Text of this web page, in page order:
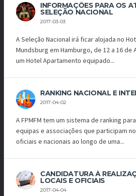
INFORMAÇÕES PARA OS
SELEÇÃO NACIONAL
2017-03-03
A Seleção Nacional irá ficar alojada no
Mundsburg em Hamburgo, de 12 a 16 de
um Hotel Apartamento equipado...
RANKING NACIONAL E
2017-04-02
A FPMFM tem um sistema de ranking
equipas e associações que participam
oficiais e nacionais ao longo de uma...
CANDIDATURA À
LOCAIS E OFICIAIS
2017-04-04